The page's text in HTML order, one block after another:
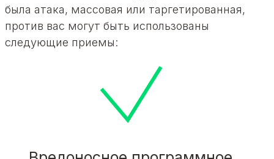
была атака, массовая или таргетированная,
против вас могут быть использованы
следующие приемы: